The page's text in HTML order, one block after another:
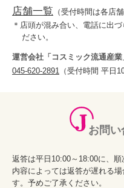
店舗一覧 （受付時間は各店
店頭が混み合い、電話に出
ださい。
運営会社「コスミック流通産業
045-620-2891 （受付時間 平日
お問い
返答は平日10:00～18:00に、順
内容によっては返答が遅れる
す。予めご了承ください。